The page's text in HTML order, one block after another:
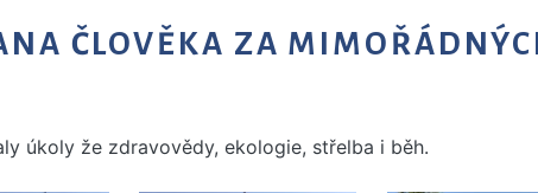
ČLOVĚKA ZA
úkoly že zdravovědy, ekologie, střelba i běh.